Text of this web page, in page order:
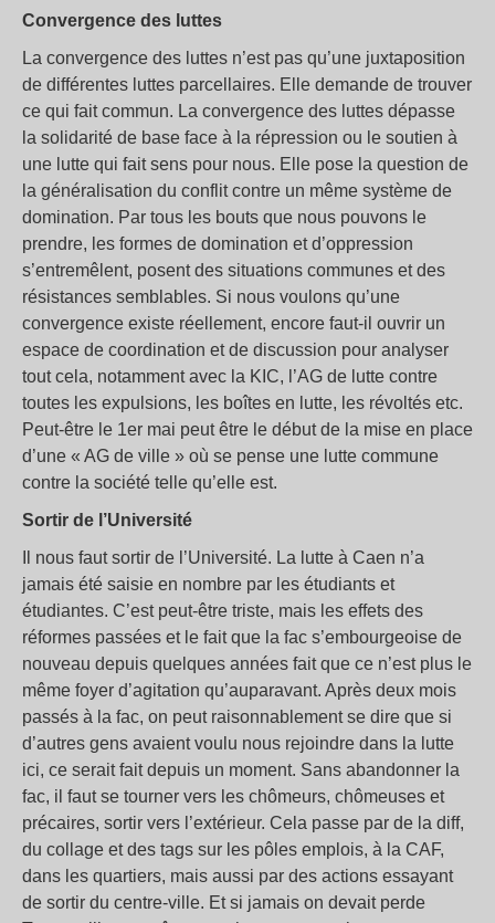
Convergence des luttes
La convergence des luttes n’est pas qu’une juxtaposition
de différentes luttes parcellaires. Elle demande de trouver
ce qui fait commun. La convergence des luttes dépasse
la solidarité de base face à la répression ou le soutien à
une lutte qui fait sens pour nous. Elle pose la question de
la généralisation du conflit contre un même système de
domination. Par tous les bouts que nous pouvons le
prendre, les formes de domination et d’oppression
s’entremêlent, posent des situations communes et des
résistances semblables. Si nous voulons qu’une
convergence existe réellement, encore faut-il ouvrir un
espace de coordination et de discussion pour analyser
tout cela, notamment avec la KIC, l’AG de lutte contre
toutes les expulsions, les boîtes en lutte, les révoltés etc.
Peut-être le 1er mai peut être le début de la mise en place
d’une « AG de ville » où se pense une lutte commune
contre la société telle qu’elle est.
Sortir de l’Université
Il nous faut sortir de l’Université. La lutte à Caen n’a
jamais été saisie en nombre par les étudiants et
étudiantes. C’est peut-être triste, mais les effets des
réformes passées et le fait que la fac s’embourgeoise de
nouveau depuis quelques années fait que ce n’est plus le
même foyer d’agitation qu’auparavant. Après deux mois
passés à la fac, on peut raisonnablement se dire que si
d’autres gens avaient voulu nous rejoindre dans la lutte
ici, ce serait fait depuis un moment. Sans abandonner la
fac, il faut se tourner vers les chômeurs, chômeuses et
précaires, sortir vers l’extérieur. Cela passe par de la diff,
du collage et des tags sur les pôles emplois, à la CAF,
dans les quartiers, mais aussi par des actions essayant
de sortir du centre-ville. Et si jamais on devait perde